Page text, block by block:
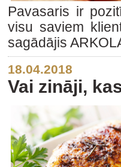
Pavasaris ir
visu saviem
sagādājis
18.04.2018
Vai zināji,